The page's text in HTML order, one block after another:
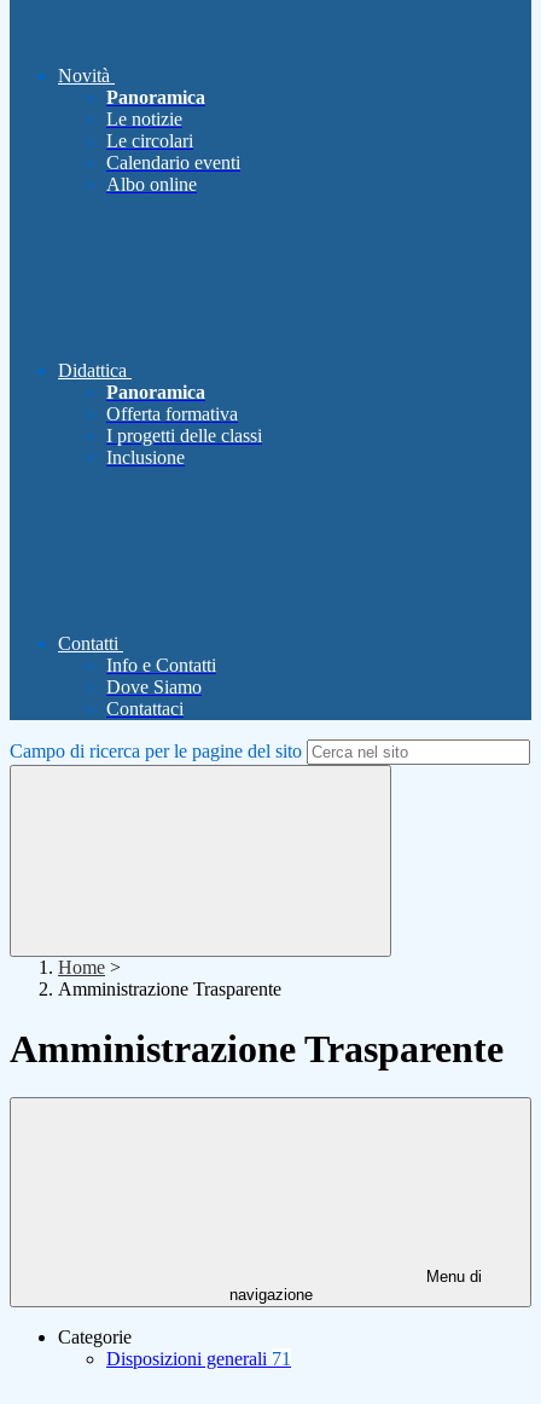
Novità
Panoramica
Le notizie
Le circolari
Calendario eventi
Albo online
Didattica
Panoramica
Offerta formativa
I progetti delle classi
Inclusione
Contatti
Info e Contatti
Dove Siamo
Contattaci
Campo di ricerca per le pagine del sito
Home >
Amministrazione Trasparente
Amministrazione Trasparente
Menu di
navigazione
Categorie
Disposizioni generali 71